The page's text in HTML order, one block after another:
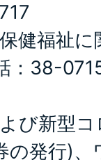
健福祉に
：38-
び新型
の発行)